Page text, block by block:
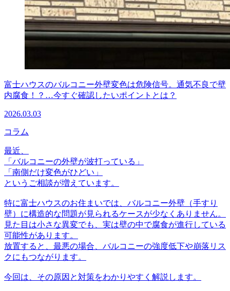
富士ハウスのバルコニー外壁変色は危険信号。通気不良で壁
内腐食！？…今すぐ確認したいポイントとは？
2026.03.03
コラム
最近、
「バルコニーの外壁が波打っている」
「南側だけ変色がひどい」
というご相談が増えています。
特に富士ハウスのお住まいでは、バルコニー外壁（手すり
壁）に構造的な問題が見られるケースが少なくありません。
見た目は小さな異変でも、実は壁の中で腐食が進行している
可能性があります。
放置すると、最悪の場合、バルコニーの強度低下や崩落リス
クにもつながります。
今回は、その原因と対策をわかりやすく解説します。